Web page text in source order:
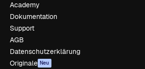
Academy
Dokumentation
Support
AGB
Datenschutzerklärung
Originale Neu